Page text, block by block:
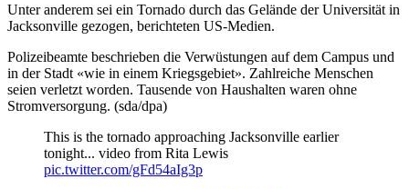
Unter anderem sei ein Tornado durch das Gelände der Universität in
Jacksonville gezogen, berichteten US-Medien.
Polizeibeamte beschrieben die Verwüstungen auf dem Campus und
in der Stadt «wie in einem Kriegsgebiet». Zahlreiche Menschen
seien verletzt worden. Tausende von Haushalten waren ohne
Stromversorgung. (sda/dpa)
This is the tornado approaching Jacksonville earlier
tonight... video from Rita Lewis
pic.twitter.com/gFd54aIg3p